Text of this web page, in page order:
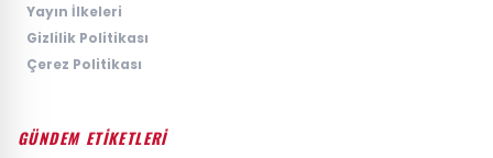
Yayın İlkeleri
Gizlilik Politikası
Çerez Politikası
GÜNDEM ETİKETLERİ